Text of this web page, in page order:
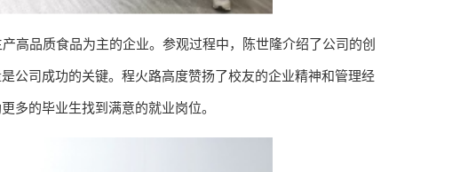
高品质食品为主的企业。参观过程中，陈世隆介绍了公司的创
公司成功的关键。程火路高度赞扬了校友的企业精神和管理经
多的毕业生找到满意的就业岗位。